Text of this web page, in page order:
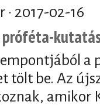
· 2017-02-16
a
tölt be. Az
amikor